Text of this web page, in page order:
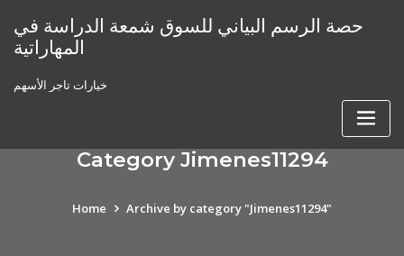
content
حصة الرسم البياني للسوق شمعة الدراسة في
المهاراتية
خيارات تاجر الأسهم
Category Jimenes11294
Home Archive by category "Jimenes11294"